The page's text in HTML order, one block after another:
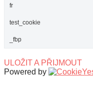
fr
test_cookie
_fbp
ULOŽIT A PŘIJMOUT
Powered by